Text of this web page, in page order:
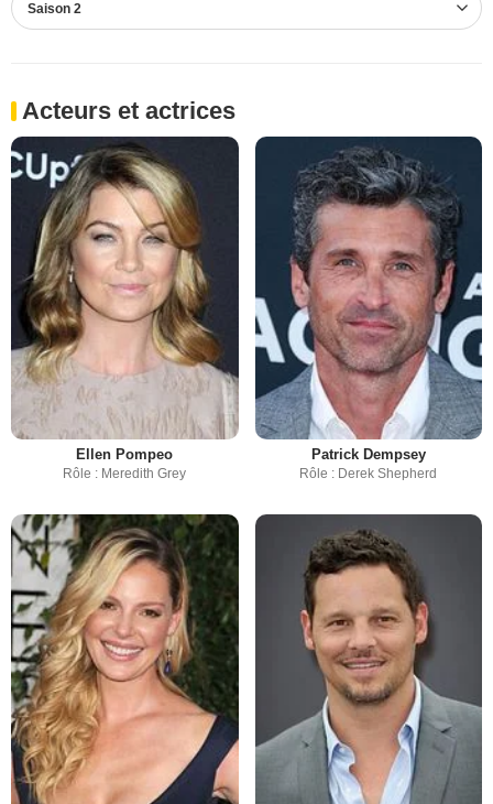
Saison 2
Acteurs et actrices
Ellen Pompeo
Rôle : Meredith Grey
Patrick Dempsey
Rôle : Derek Shepherd